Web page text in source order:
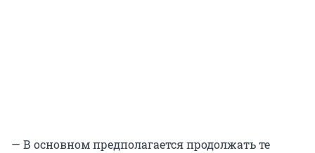
— В основном предполагается продолжать те